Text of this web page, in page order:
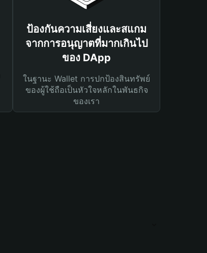
ป้องกันความเสี่ยงและสแกม
จากการอนุญาตที่มากเกินไป
ของ DApp
ในฐานะ Wallet การปกป้องสินทรัพย์
ของผู้ใช้ถือเป็นหัวใจหลักในพันธกิจ
ของเรา